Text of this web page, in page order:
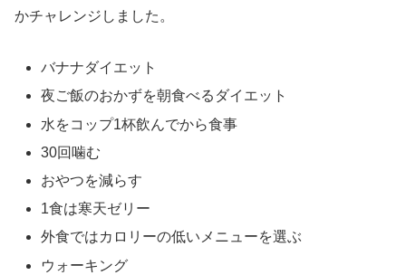
かチャレンジしました。
バナナダイエット
夜ご飯のおかずを朝食べるダイエット
水をコップ1杯飲んでから食事
30回噛む
おやつを減らす
1食は寒天ゼリー
外食ではカロリーの低いメニューを選ぶ
ウォーキング